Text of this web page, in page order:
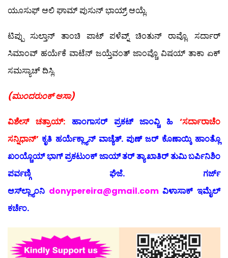
ಯೂಸುಫ್ ಆಲಿ ಘಾಮ್ ಪುಸುನ್ ಭಾಯ್ರ್ ಆಯ್ಲೆ.
ಟಿಪ್ಪು ಸುಲ್ತಾನ್ ತಾಂಚಿ ಪಾಟ್ ಪಳೆವ್ನ್ ಚಿಂತುನ್ ರಾವ್ಲೊ. ಸರ್ದಾರ್
ಸಿಮಾಂವ್ ಹರ್ಯೆಕೆ ವಾಟೆನ್ ಜಯ್ತೆವಂತ್ ಜಾಂವ್ಚೊ ವಿಷಯ್ ತಾಕಾ ಏಕ್
ಸಮಸ್ಯಾಚ್ ದಿಸ್ಲಿ.
(ಮುಂದರುಂಕ್ ಆಸಾ)
ವಿಶೇಸ್ ಚತ್ರಾಯ್: ಹಾಂಗಾಸರ್ ಪ್ರಕಟ್ ಜಾಂವ್ಚಿ ಹಿ‘ಸರ್ದಾರಾಚೆಂ
ಸನ್ನಿಧಾನ್’ ಕೃತಿ ಹರ್ಯೆಕ್ಲ್ಯಾನ್ ವಾಚ್ಯೆತ್. ಪುಣ್ ಜರ್ ಕೊಣಾಯ್ಕಿ ಹಾಂತ್ಲೊ
ಖಂಯ್ಚೊಯ್ ಭಾಗ್ ಪ್ರಕಟುಂಕ್ ಜಾಯ್ ತರ್ ತ್ಯಾ ಖಾತಿರ್ ತುಮಿ ಬರ್ಪಿನಿಶಿಂ
ಪರ್ವಣ್ಗಿ ಘೆಜೆ. ಗರ್ಜ್
ಆಸ್‍ಲ್ಲ್ಯಾಂನಿ donypereira@gmail.comವಿಳಾಸಾಕ್ ಇಮೈಲ್
ಕರ್ಚೆಂ.